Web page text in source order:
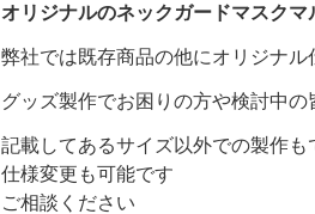
オリジナルのネックガードマスクマ
弊社では既存商品の他にオリジナル
グッズ製作でお困りの方や検討中
記載してあるサイズ以外での製作も
仕様変更も可能です
ご相談ください